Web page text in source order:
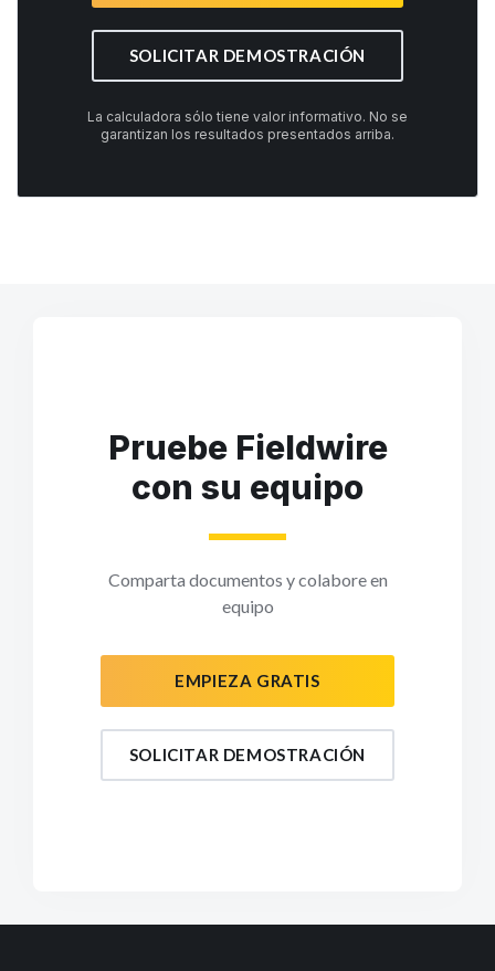
SOLICITAR DEMOSTRACIÓN
La calculadora sólo tiene valor informativo. No se
garantizan los resultados presentados arriba.
Pruebe Fieldwire
con su equipo
Comparta documentos y colabore en
equipo
EMPIEZA GRATIS
SOLICITAR DEMOSTRACIÓN